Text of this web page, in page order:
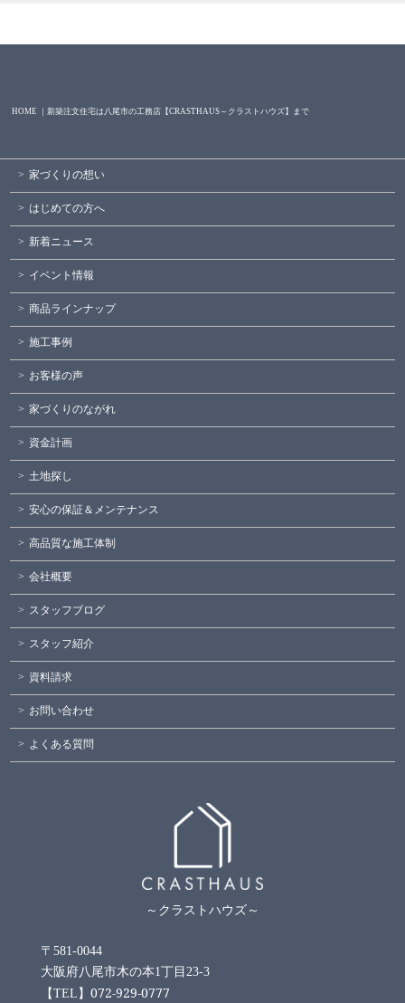
HOME ｜新築注文住宅は八尾市の工務店【CRASTHAUS～クラストハウズ】まで
家づくりの想い
はじめての方へ
新着ニュース
イベント情報
商品ラインナップ
施工事例
お客様の声
家づくりのながれ
資金計画
土地探し
安心の保証＆メンテナンス
高品質な施工体制
会社概要
スタッフブログ
スタッフ紹介
資料請求
お問い合わせ
よくある質問
～クラストハウズ～
〒581-0044
大阪府八尾市木の本1丁目23-3
【TEL】072-929-0777